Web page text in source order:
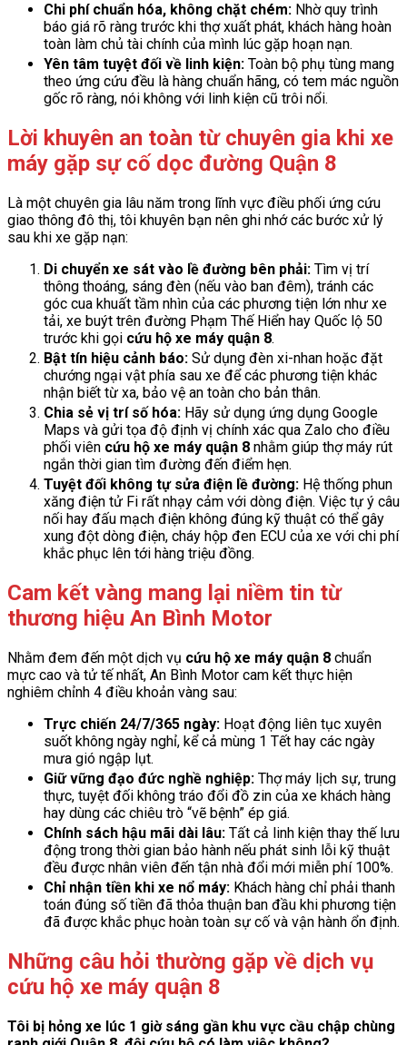
Chi phí chuẩn hóa, không chặt chém: Nhờ quy trình
báo giá rõ ràng trước khi thợ xuất phát, khách hàng hoàn
toàn làm chủ tài chính của mình lúc gặp hoạn nạn.
Yên tâm tuyệt đối về linh kiện: Toàn bộ phụ tùng mang
theo ứng cứu đều là hàng chuẩn hãng, có tem mác nguồn
gốc rõ ràng, nói không với linh kiện cũ trôi nổi.
Lời khuyên an toàn từ chuyên gia khi xe
máy gặp sự cố dọc đường Quận 8
Là một chuyên gia lâu năm trong lĩnh vực điều phối ứng cứu
giao thông đô thị, tôi khuyên bạn nên ghi nhớ các bước xử lý
sau khi xe gặp nạn:
Di chuyển xe sát vào lề đường bên phải: Tìm vị trí
thông thoáng, sáng đèn (nếu vào ban đêm), tránh các
góc cua khuất tầm nhìn của các phương tiện lớn như xe
tải, xe buýt trên đường Phạm Thế Hiển hay Quốc lộ 50
trước khi gọi cứu hộ xe máy quận 8.
Bật tín hiệu cảnh báo: Sử dụng đèn xi-nhan hoặc đặt
chướng ngại vật phía sau xe để các phương tiện khác
nhận biết từ xa, bảo vệ an toàn cho bản thân.
Chia sẻ vị trí số hóa: Hãy sử dụng ứng dụng Google
Maps và gửi tọa độ định vị chính xác qua Zalo cho điều
phối viên cứu hộ xe máy quận 8 nhằm giúp thợ máy rút
ngắn thời gian tìm đường đến điểm hẹn.
Tuyệt đối không tự sửa điện lề đường: Hệ thống phun
xăng điện tử Fi rất nhạy cảm với dòng điện. Việc tự ý câu
nối hay đấu mạch điện không đúng kỹ thuật có thể gây
xung đột dòng điện, cháy hộp đen ECU của xe với chi phí
khắc phục lên tới hàng triệu đồng.
Cam kết vàng mang lại niềm tin từ
thương hiệu An Bình Motor
Nhằm đem đến một dịch vụ cứu hộ xe máy quận 8 chuẩn
mực cao và tử tế nhất, An Bình Motor cam kết thực hiện
nghiêm chỉnh 4 điều khoản vàng sau:
Trực chiến 24/7/365 ngày: Hoạt động liên tục xuyên
suốt không ngày nghỉ, kể cả mùng 1 Tết hay các ngày
mưa gió ngập lụt.
Giữ vững đạo đức nghề nghiệp: Thợ máy lịch sự, trung
thực, tuyệt đối không tráo đổi đồ zin của xe khách hàng
hay dùng các chiêu trò “vẽ bệnh” ép giá.
Chính sách hậu mãi dài lâu: Tất cả linh kiện thay thế lưu
động trong thời gian bảo hành nếu phát sinh lỗi kỹ thuật
đều được nhân viên đến tận nhà đổi mới miễn phí 100%.
Chỉ nhận tiền khi xe nổ máy: Khách hàng chỉ phải thanh
toán đúng số tiền đã thỏa thuận ban đầu khi phương tiện
đã được khắc phục hoàn toàn sự cố và vận hành ổn định.
Những câu hỏi thường gặp về dịch vụ
cứu hộ xe máy quận 8
Tôi bị hỏng xe lúc 1 giờ sáng gần khu vực cầu chập chùng